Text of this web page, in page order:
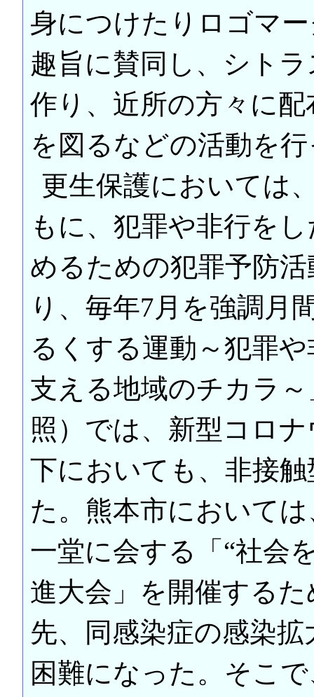
身につけたりロゴマ
趣旨に賛同し、シト
作り、近所の方々に
を図るなどの活動を
更生保護においては
もに、犯罪や非行を
めるための犯罪予防
り、毎年7月を強調月
るくする運動～犯罪
支える地域のチカラ～
照）では、新型コロ
下においても、非接
た。熊本市において
一堂に会する「“社会
進大会」を開催する
先、同感染症の感染
困難になった。そこ